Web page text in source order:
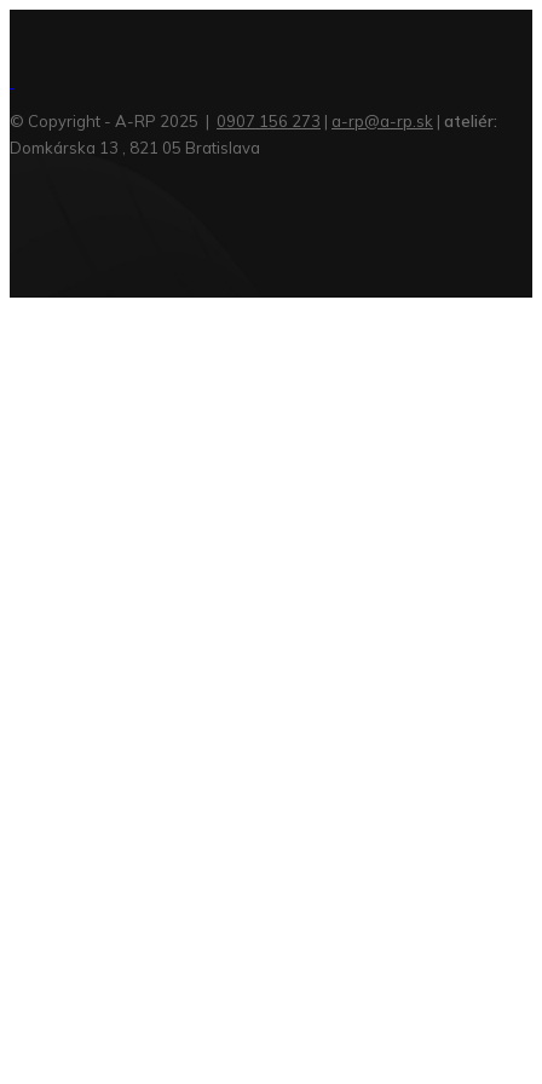
© Copyright - A-RP 2025 | 0907 156 273 | a-rp@a-rp.sk | ateliér:
Domkárska 13 , 821 05 Bratislava